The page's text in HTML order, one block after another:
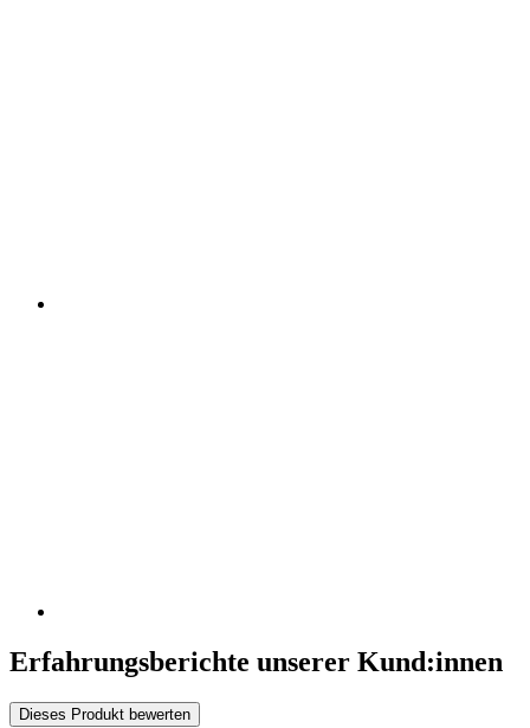
Erfahrungsberichte unserer Kund:innen
Dieses Produkt bewerten